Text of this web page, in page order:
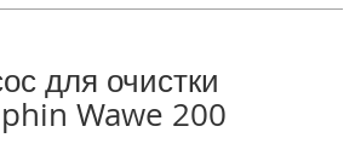
для очистки
Wawe 200